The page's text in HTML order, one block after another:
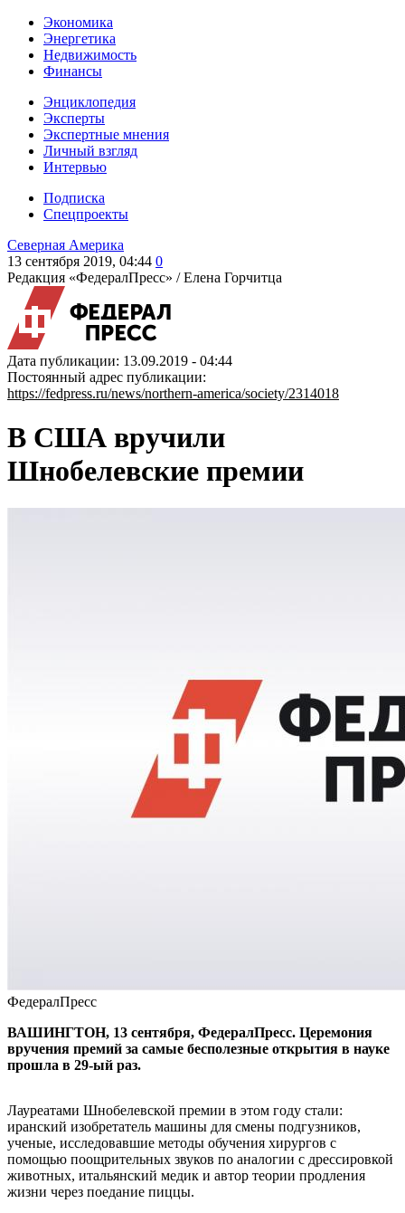
Экономика
Энергетика
Недвижимость
Финансы
Энциклопедия
Эксперты
Экспертные мнения
Личный взгляд
Интервью
Подписка
Спецпроекты
Северная Америка
13 сентября 2019, 04:44 0
Редакция «ФедералПресс» /Елена Горчитца
Дата публикации: 13.09.2019 - 04:44
Постоянный адрес публикации:
https://fedpress.ru/news/northern-america/society/2314018
В США вручили
Шнобелевские премии
ФедералПресс
ВАШИНГТОН, 13 сентября, ФедералПресс. Церемония
вручения премий за самые бесполезные открытия в науке
прошла в 29-ый раз.
Лауреатами Шнобелевской премии в этом году стали:
иранский изобретатель машины для смены подгузников,
ученые, исследовавшие методы обучения хирургов с
помощью поощрительных звуков по аналогии с дрессировкой
животных, итальянский медик и автор теории продления
жизни через поедание пиццы.